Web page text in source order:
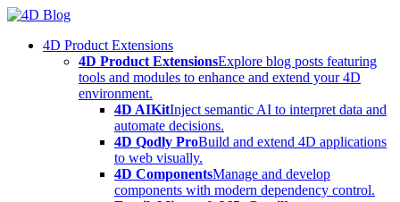
Skip
content4D Product Extensions
4D Product ExtensionsExplore blog posts featuring
tools and modules to enhance and extend your 4D
environment.
4D AIKitInject semantic AI to interpret data and
automate decisions.
4D Qodly ProBuild and extend 4D applications
to web visually.
4D ComponentsManage and develop
components with modern dependency control.